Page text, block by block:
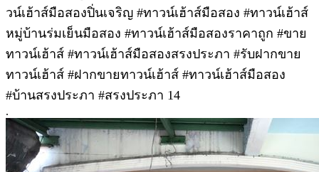
วน์เฮ้าส์มือสองปิ่นเจริญ #ทาวน์เฮ้าส์มือสอง #ทาวน์เฮ้าส์
หมู่บ้านร่มเย็นมือสอง #ทาวน์เฮ้าส์มือสองราคาถูก #ขาย
ทาวน์เฮ้าส์ #ทาวน์เฮ้าส์มือสองสรงประภา #รับฝากขาย
ทาวน์เฮ้าส์ #ฝากขายทาวน์เฮ้าส์ #ทาวน์เฮ้าส์มือสอง
#บ้านสรงประภา #สรงประภา 14
.